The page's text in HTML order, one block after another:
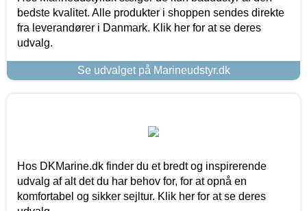
bedste kvalitet. Alle produkter i shoppen sendes direkte
fra leverandører i Danmark. Klik her for at se deres
udvalg.
Se udvalget på Marineudstyr.dk
Hos DKMarine.dk finder du et bredt og inspirerende
udvalg af alt det du har behov for, for at opnå en
komfortabel og sikker sejltur. Klik her for at se deres